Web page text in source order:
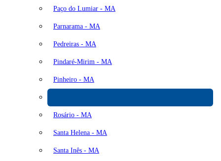
Paço do Lumiar - MA
Parnarama - MA
Pedreiras - MA
Pindaré-Mirim - MA
Pinheiro - MA
Rosário - MA
Santa Helena - MA
Santa Inês - MA